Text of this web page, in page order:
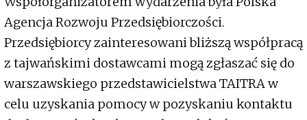
Agencja Rozwoju Przedsiębiorczości.
Przedsiębiorcy zainteresowani bliższą współpracą
z tajwańskimi dostawcami mogą zgłaszać się do
warszawskiego przedstawicielstwa TAITRA w
celu uzyskania pomocy w pozyskaniu kontaktu